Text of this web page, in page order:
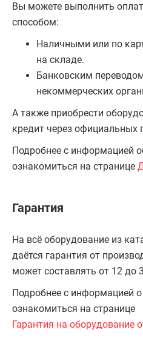
Вы можете выполнить
способом:
Наличными или по
на складе.
Банковским
некоммерческих
А также приобрести
кредит через официальных
Подробнее с информацией
ознакомиться на странице
Гарантия
На всё оборудование из
даётся гарантия от
может составлять от 12 до
Подробнее с информацией
ознакомиться на странице
Гарантия на оборудование